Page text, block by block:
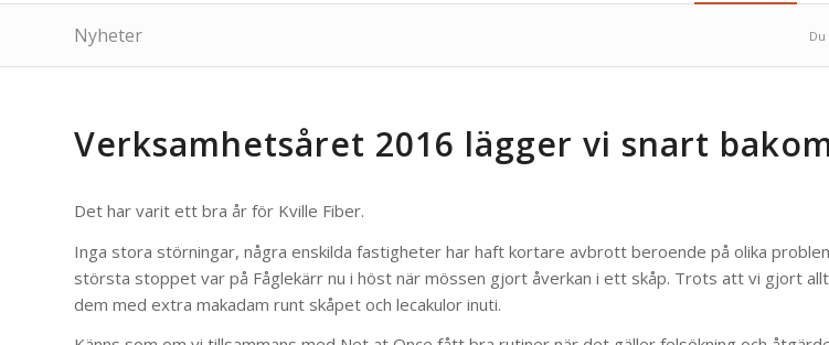
Nyheter
Verksamhetsåret 2016 lägger vi snart
Det har varit ett bra år för Kville Fiber.
Inga stora störningar, några enskilda fastigheter har haft kortare avbrott beroende på olika
största stoppet var på Fåglekärr nu i höst när mössen gjort åverkan i ett skåp. Trots att vi gjort
dem med extra makadam runt skåpet och lecakulor inuti.